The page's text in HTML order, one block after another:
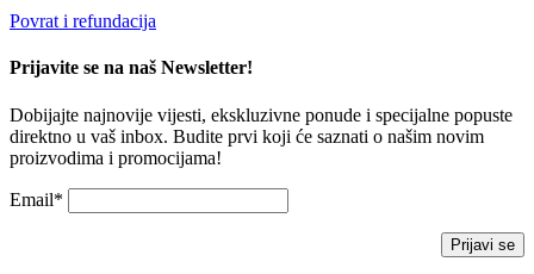
Povrat i refundacija
Prijavite se na naš Newsletter!
Dobijajte najnovije vijesti, ekskluzivne ponude i specijalne popuste
direktno u vaš inbox. Budite prvi koji će saznati o našim novim
proizvodima i promocijama!
Email*